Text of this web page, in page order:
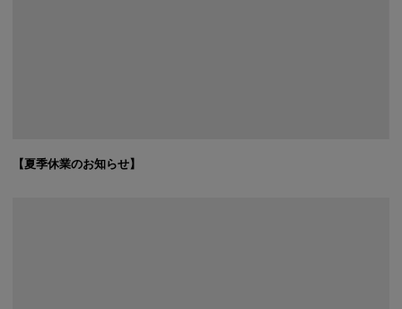
【夏季休業のお知らせ】